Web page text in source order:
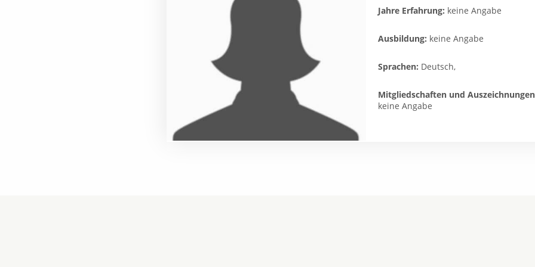
Jahre Erfahrung: keine Angabe
Ausbildung: keine Angabe
Sprachen: Deutsch,
Mitgliedschaften und
keine Angabe